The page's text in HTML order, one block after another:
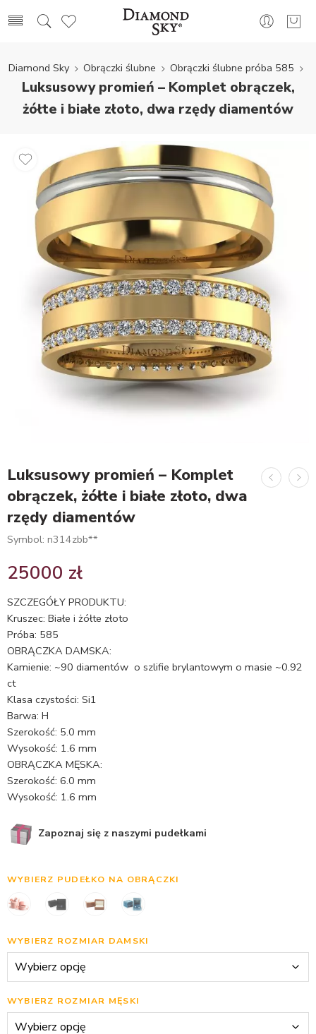
Diamond Sky Obrączki ślubne Obrączki ślubne próba 585
Luksusowy promień – Komplet obrączek,
żółte i białe złoto, dwa rzędy diamentów
Luksusowy promień – Komplet
obrączek, żółte i białe złoto, dwa
rzędy diamentów
Symbol: n314zbb**
25000 zł
SZCZEGÓŁY PRODUKTU:
Kruszec: Białe i żółte złoto
Próba: 585
OBRĄCZKA DAMSKA:
Kamienie: ~90 diamentów o szlifie brylantowym o masie ~0.92
ct
Klasa czystości: Si1
Barwa: H
Szerokość: 5.0 mm
Wysokość: 1.6 mm
OBRĄCZKA MĘSKA:
Szerokość: 6.0 mm
Wysokość: 1.6 mm
Zapoznaj się z naszymi pudełkami
WYBIERZ PUDEŁKO NA OBRĄCZKI
WYBIERZ ROZMIAR DAMSKI
WYBIERZ ROZMIAR MĘSKI